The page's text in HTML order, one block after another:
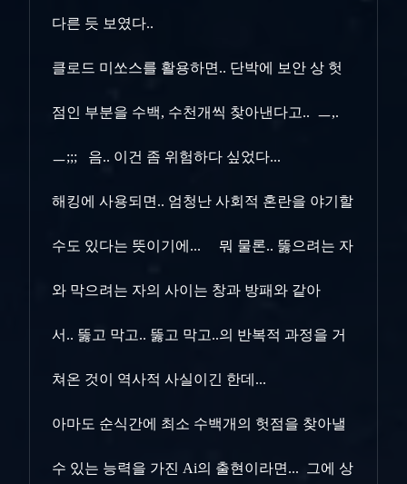
다른 듯 보였다..
클로드 미쏘스를 활용하면.. 단박에 보안 상 헛
점인 부분을 수백, 수천개씩 찾아낸다고.. ㅡ,.
ㅡ;;; 음.. 이건 좀 위험하다 싶었다...
해킹에 사용되면.. 엄청난 사회적 혼란을 야기할
수도 있다는 뜻이기에... 뭐 물론.. 뚫으려는 자
와 막으려는 자의 사이는 창과 방패와 같아
서.. 뚫고 막고.. 뚫고 막고..의 반복적 과정을 거
쳐온 것이 역사적 사실이긴 한데...
아마도 순식간에 최소 수백개의 헛점을 찾아낼
수 있는 능력을 가진 Ai의 출현이라면... 그에 상